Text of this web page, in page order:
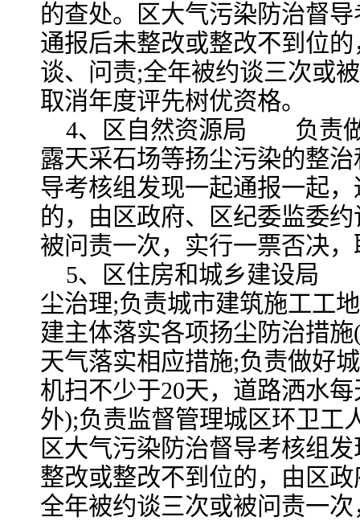
的查处。区大气污染防治督
通报后未整改或整改不到位
谈、问责;全年被约谈三次或
取消年度评先树优资格。
4、区自然资源局 负责做
露天采石场等扬尘污染的整
导考核组发现一起通报一起
的，由区政府、区纪委监委
被问责一次，实行一票否决
5、区住房和城乡建设局
尘治理;负责城市建筑施工工
建主体落实各项扬尘防治措
天气落实相应措施;负责做好
机扫不少于20天，道路洒水
外);负责监督管理城区环卫工
区大气污染防治督导考核组
整改或整改不到位的，由区
全年被约谈三次或被问责一